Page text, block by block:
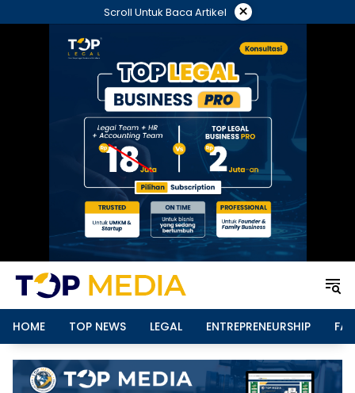
ke
Scroll Untuk Baca Artikel ×
HOME TOP NEWS LEGAL ENTREPRENEURSHIP